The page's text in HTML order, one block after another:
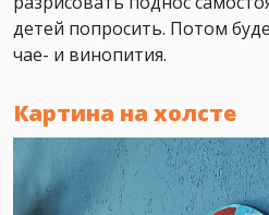
детей попросить. Потом
чае- и винопития.
Картина на холсте